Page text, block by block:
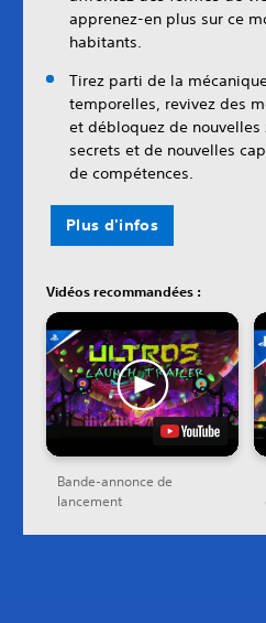
apprenez-en plus sur ce
habitants.
Tirez parti de la
temporelles, revivez des
et débloquez de nouvelles
secrets et de nouvelles
de compétences.
Plus d'infos
Vidéos recommandées :
Bande-annonce de
lancement